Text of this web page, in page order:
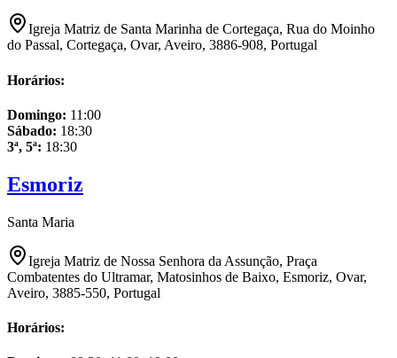
Igreja Matriz de Santa Marinha de Cortegaça, Rua do Moinho
do Passal, Cortegaça, Ovar, Aveiro, 3886-908, Portugal
Horários:
Domingo: 11:00
Sábado: 18:30
3ª, 5ª: 18:30
Esmoriz
Santa Maria
Igreja Matriz de Nossa Senhora da Assunção, Praça
Combatentes do Ultramar, Matosinhos de Baixo, Esmoriz, Ovar,
Aveiro, 3885-550, Portugal
Horários: